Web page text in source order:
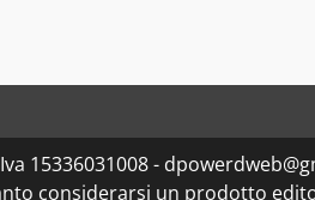
15336031008 -
considerarsi un prodotto